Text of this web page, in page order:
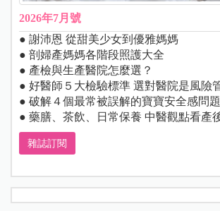
2026年7月號
● 謝沛恩 從甜美少女到優雅媽媽
● 剖婦產媽媽各階段照護大全
● 產檢與生產醫院怎麼選？
● 好醫師５大檢驗標準 選對醫院是風險
● 破解４個最常被誤解的寶寶安全感問題
● 藥膳、茶飲、日常保養 中醫觀點看產
雜誌訂閱